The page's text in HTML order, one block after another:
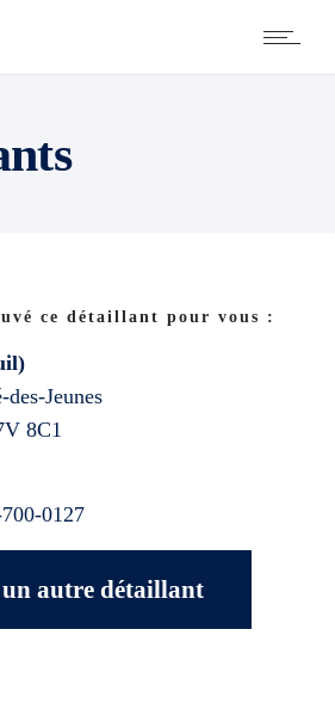
ce détaillant pour vous :
Jeunes
8C1
0127
autre détaillant